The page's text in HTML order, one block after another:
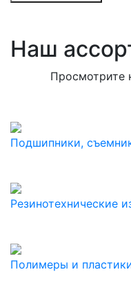
Наш
Просмотрите
Подшипники,
Резинотехнические
Полимеры и